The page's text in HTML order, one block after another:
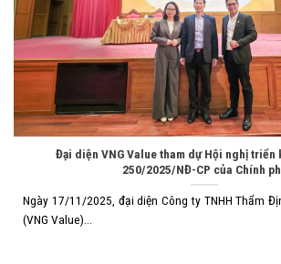
Đại diện VNG Value tham dự Hội nghị triển
250/2025/NĐ-CP của Chính
Ngày 17/11/2025, đại diện Công ty TNHH Thẩm
(VNG Value)...